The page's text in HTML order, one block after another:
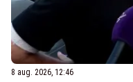
8 aug. 2026, 12:46